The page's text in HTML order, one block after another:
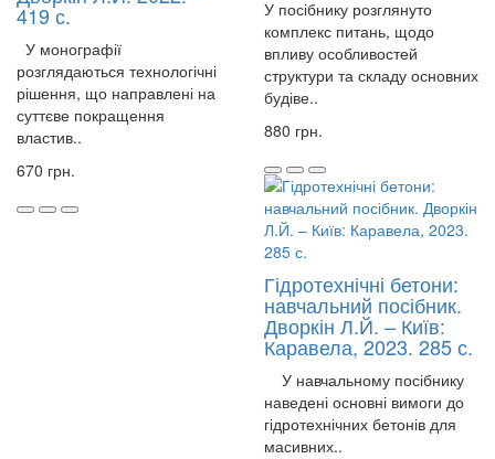
419 с.
У монографії
розглядаються технологічні
рішення, що направлені на
суттєве покращення
властив..
670 грн.
У посібнику розглянуто
комплекс питань, щодо
впливу особливостей
структури та складу основних
будіве..
880 грн.
Гідротехнічні бетони:
навчальний посібник.
Дворкін Л.Й. – Київ:
Каравела, 2023. 285 с.
У навчальному посібнику
наведені основні вимоги до
гідротехнічних бетонів для
масивних..